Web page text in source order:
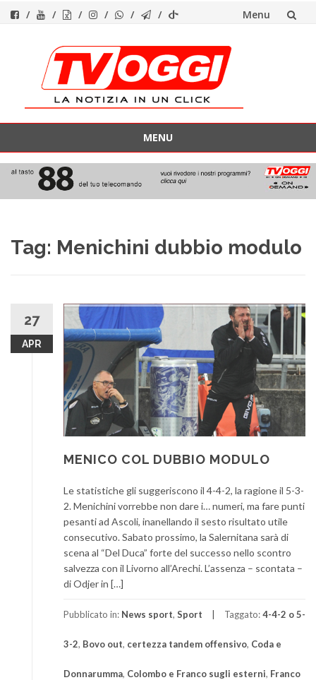
Menu
contenuto
MENU
contenuto
Tag: Menichini dubbio modulo
27
APR
MENICO COL DUBBIO MODULO
Le statistiche gli suggeriscono il 4-4-2, la ragione il 5-3-
2. Menichini vorrebbe non dare i… numeri, ma fare punti
pesanti ad Ascoli, inanellando il sesto risultato utile
consecutivo. Sabato prossimo, la Salernitana sarà di
scena al “Del Duca” forte del successo nello scontro
salvezza con il Livorno all’Arechi. L’assenza – scontata –
di Odjer in […]
Pubblicato in: News sport, Sport Taggato:4-4-2 o 5-
3-2, Bovo out, certezza tandem offensivo, Coda e
Donnarumma, Colombo e Franco sugli esterni, Franco